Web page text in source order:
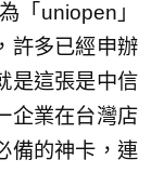
「uniopen」
許多已經申辦
是這張是中信
企業在台灣店
備的神卡，連